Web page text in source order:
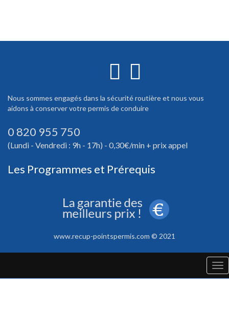
Nous sommes engagés dans la sécurité routière et nous vous
aidons à conserver votre permis de conduire
0 820 955 750
(Lundi - Vendredi : 9h - 17h) - 0,30€/min + prix appel
Les Programmes et Prérequis
www.recup-pointspermis.com © 2021